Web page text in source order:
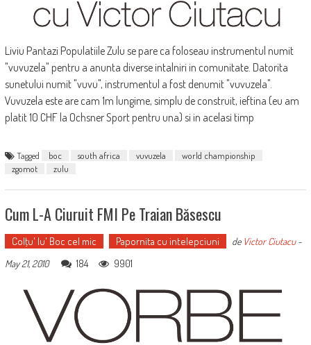
Liviu Pantazi Populatiile Zulu se pare ca foloseau instrumentul numit
"vuvuzela" pentru a anunta diverse intalniri in comunitate. Datorita
sunetului numit "vuvu", instrumentul a fost denumit "vuvuzela".
Vuvuzela este are cam 1m lungime, simplu de construit, ieftina (eu am
platit 10 CHF la Ochsner Sport pentru una) si in acelasi timp
Tagged boc south africa vuvuzela
world championship
zgomot
zulu
Cum L-A Ciuruit FMI Pe Traian Băsescu
Colţu' lu' Boc cel mic Papornita cu intelepciuni de Victor Ciutacu-
May 21, 2010
184 9901